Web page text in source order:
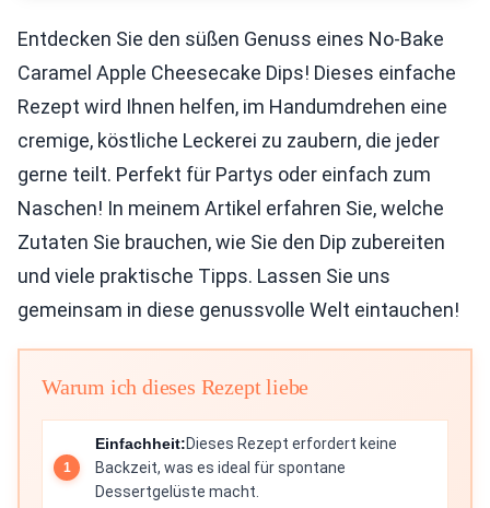
Entdecken Sie den süßen Genuss eines No-Bake
Caramel Apple Cheesecake Dips! Dieses einfache
Rezept wird Ihnen helfen, im Handumdrehen eine
cremige, köstliche Leckerei zu zaubern, die jeder
gerne teilt. Perfekt für Partys oder einfach zum
Naschen! In meinem Artikel erfahren Sie, welche
Zutaten Sie brauchen, wie Sie den Dip zubereiten
und viele praktische Tipps. Lassen Sie uns
gemeinsam in diese genussvolle Welt eintauchen!
Warum ich dieses Rezept liebe
Einfachheit:Dieses Rezept erfordert keine
Backzeit, was es ideal für spontane
Dessertgelüste macht.